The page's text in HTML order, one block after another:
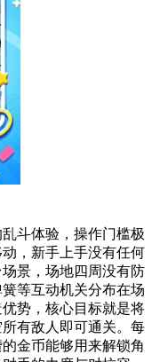
斗体验，操作门槛极
，新手上手没有任何
景，场地四周没有防
等互动机关分布在场
势，核心目标就是将
有敌人即可通关。每
金币能够用来解锁角